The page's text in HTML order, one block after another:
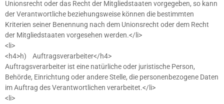
Unionsrecht oder das Recht der Mitgliedstaaten vorgegeben, so kann
der Verantwortliche beziehungsweise können die bestimmten
Kriterien seiner Benennung nach dem Unionsrecht oder dem Recht
der Mitgliedstaaten vorgesehen werden.</li>
<li>
<h4>h) Auftragsverarbeiter</h4>
Auftragsverarbeiter ist eine natürliche oder juristische Person,
Behörde, Einrichtung oder andere Stelle, die personenbezogene Daten
im Auftrag des Verantwortlichen verarbeitet.</li>
<li>